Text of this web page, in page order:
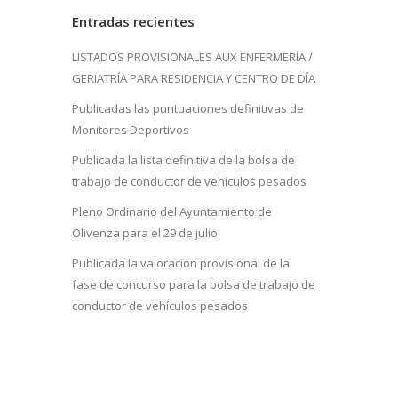
Entradas recientes
LISTADOS PROVISIONALES AUX ENFERMERÍA /
GERIATRÍA PARA RESIDENCIA Y CENTRO DE DÍA
Publicadas las puntuaciones definitivas de
Monitores Deportivos
Publicada la lista definitiva de la bolsa de
trabajo de conductor de vehículos pesados
Pleno Ordinario del Ayuntamiento de
Olivenza para el 29 de julio
Publicada la valoración provisional de la
fase de concurso para la bolsa de trabajo de
conductor de vehículos pesados